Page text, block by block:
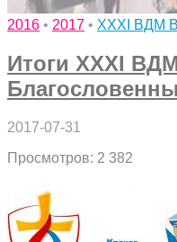
2016 • 2017 • XXXI ВДМ
Итоги XXXI
2017-07-31
Просмотров: 2 382